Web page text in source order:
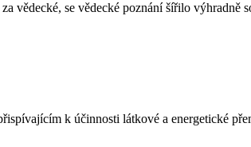
vědecké, se vědecké poznání šířilo výhradně
k účinnosti látkové a energetické